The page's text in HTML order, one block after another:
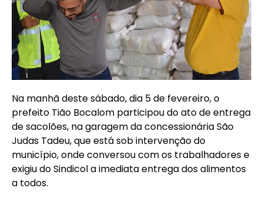
Na manhã deste sábado, dia 5 de fevereiro, o
prefeito Tião Bocalom participou do ato de entrega
de sacolões, na garagem da concessionária São
Judas Tadeu, que está sob intervenção do
município, onde conversou com os trabalhadores e
exigiu do Sindicol a imediata entrega dos alimentos
a todos.